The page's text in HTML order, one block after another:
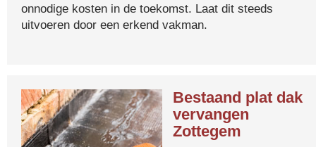
onnodige kosten in de toekomst. Laat dit steeds
uitvoeren door een erkend vakman.
Bestaand plat dak
vervangen
Zottegem